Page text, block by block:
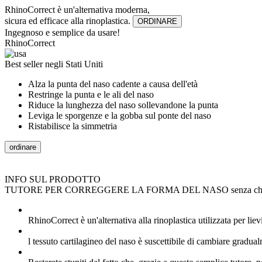
RhinoCorrect è un'alternativa moderna,
sicura ed efficace alla rinoplastica.
ORDINARE
Ingegnoso e semplice da usare!
RhinoCorrect
Best seller negli Stati Uniti
Alza la punta del naso cadente a causa dell'età
Restringe la punta e le ali del naso
Riduce la lunghezza del naso sollevandone la punta
Leviga le sporgenze e la gobba sul ponte del naso
Ristabilisce la simmetria
ordinare
INFO SUL PRODOTTO
TUTORE PER CORREGGERE LA FORMA DEL NASO senza
RhinoCorrect è un'alternativa alla rinoplastica utilizzata per
l tessuto cartilagineo del naso è suscettibile di cambiare